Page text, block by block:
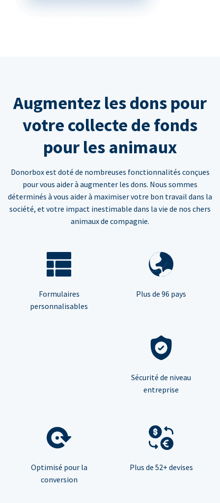
Augmentez les dons pour
votre collecte de fonds
pour les animaux
Donorbox est doté de nombreuses fonctionnalités conçues
pour vous aider à augmenter les dons. Nous sommes
déterminés à vous aider à maximiser votre bon travail dans la
société, et votre impact inestimable dans la vie de nos chers
animaux de compagnie.
Formulaires
personnalisables
Plus de 96 pays
Sécurité de niveau
entreprise
Optimisé pour la
conversion
Plus de 52+ devises